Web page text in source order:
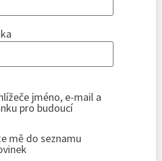
jméno, e-mail a
pro budoucí
mě do seznamu